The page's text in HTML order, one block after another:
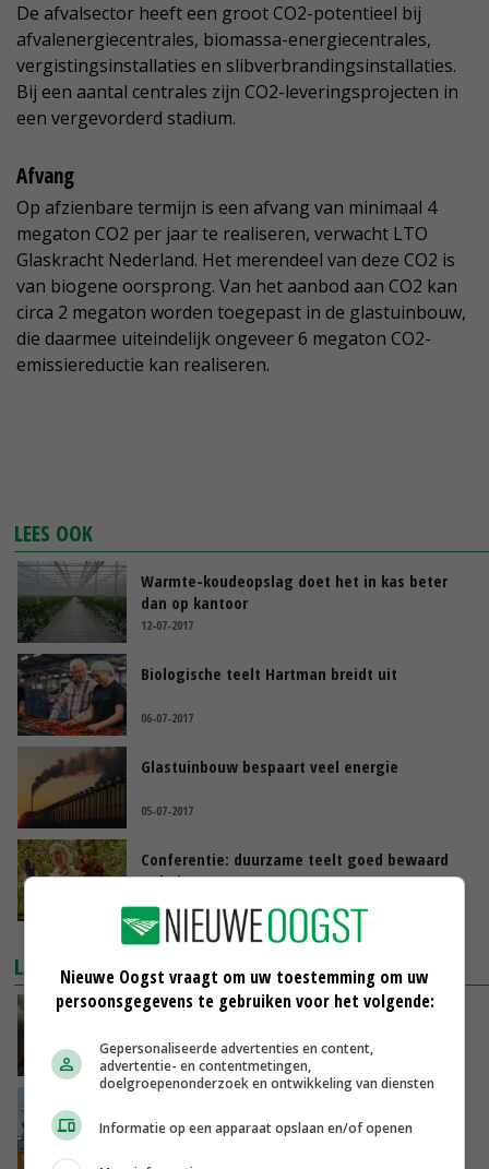
De afvalsector heeft een groot CO2-potentieel bij
afvalenergiecentrales, biomassa-energiecentrales,
vergistingsinstallaties en slibverbrandingsinstallaties.
Bij een aantal centrales zijn CO2-leveringsprojecten in
een vergevorderd stadium.
Afvang
Op afzienbare termijn is een afvang van minimaal 4
megaton CO2 per jaar te realiseren, verwacht LTO
Glaskracht Nederland. Het merendeel van deze CO2 is
van biogene oorsprong. Van het aanbod aan CO2 kan
circa 2 megaton worden toegepast in de glastuinbouw,
die daarmee uiteindelijk ongeveer 6 megaton CO2-
emissiereductie kan realiseren.
LEES OOK
Warmte-koudeopslag doet het in kas beter
dan op kantoor
12-07-2017
Biologische teelt Hartman breidt uit
06-07-2017
Glastuinbouw bespaart veel energie
05-07-2017
Conferentie: duurzame teelt goed bewaard
geheim
03-07-2017
LAATSTE NIEUWS
‘Samenwerking A-ware en Amalthea gaat
VANDAAG, 16:01
groot: Nederland in Europese top
Nieuwe Oogst vraagt om uw toestemming om uw
persoonsgegevens te gebruiken voor het volgende:
Gepersonaliseerde advertenties en content,
advertentie- en contentmetingen,
doelgroepenonderzoek en ontwikkeling van diensten
Informatie op een apparaat opslaan en/of openen